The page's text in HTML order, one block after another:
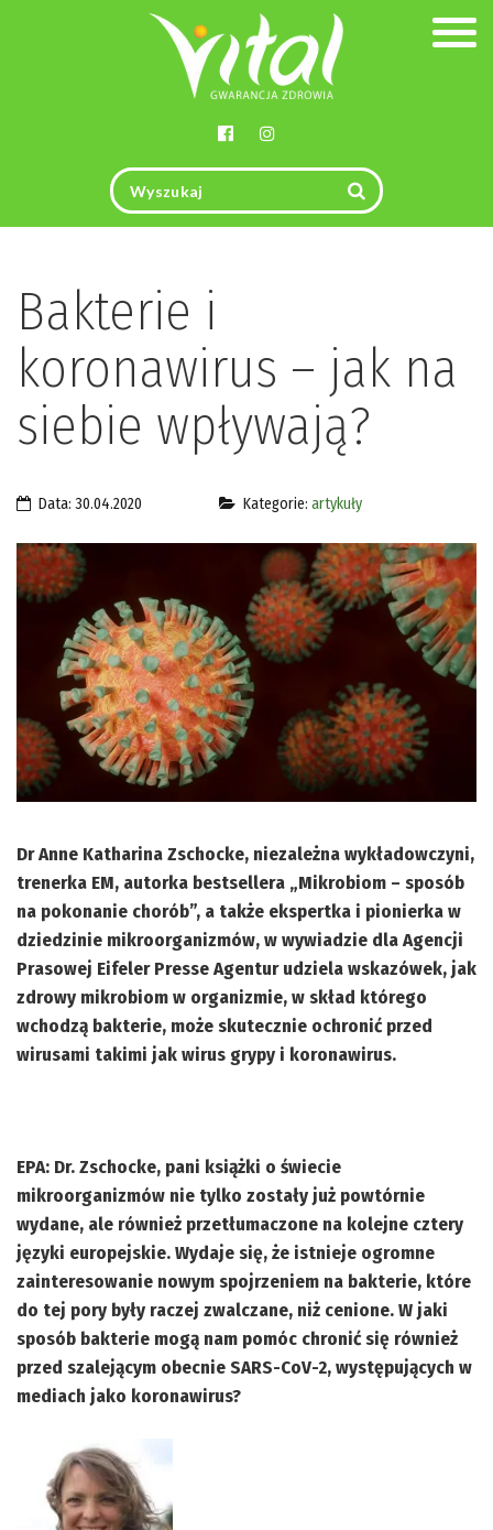
Bakterie i
koronawirus – jak na
siebie wpływają?
Data: 30.04.2020 Kategorie: artykuły
Dr Anne Katharina Zschocke, niezależna wykładowczyni,
trenerka EM, autorka bestsellera „Mikrobiom – sposób
na pokonanie chorób”, a także ekspertka i pionierka w
dziedzinie mikroorganizmów, w wywiadzie dla Agencji
Prasowej Eifeler Presse Agentur udziela wskazówek, jak
zdrowy mikrobiom w organizmie, w skład którego
wchodzą bakterie, może skutecznie ochronić przed
wirusami takimi jak wirus grypy i koronawirus.
EPA: Dr. Zschocke, pani książki o świecie
mikroorganizmów nie tylko zostały już powtórnie
wydane, ale również przetłumaczone na kolejne cztery
języki europejskie. Wydaje się, że istnieje ogromne
zainteresowanie nowym spojrzeniem na bakterie, które
do tej pory były raczej zwalczane, niż cenione. W jaki
sposób bakterie mogą nam pomóc chronić się również
przed szalejącym obecnie SARS-CoV-2, występujących w
mediach jako koronawirus?